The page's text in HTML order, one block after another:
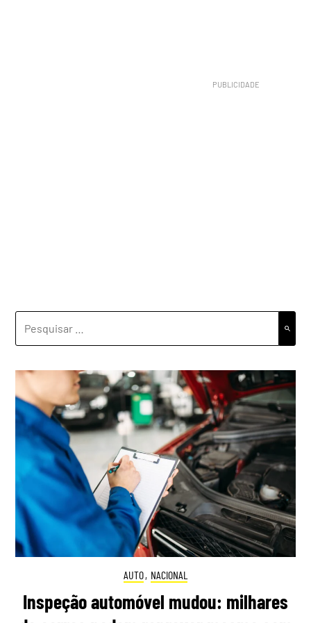
POR:
AUTO, NACIONAL
Inspeção automóvel mudou: milhares